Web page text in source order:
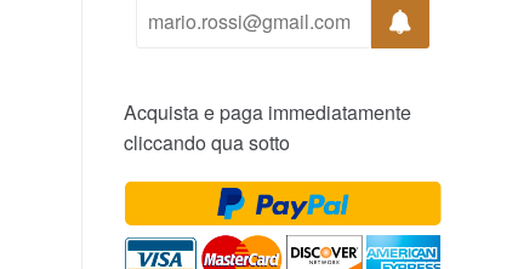
Acquista e paga immediatamente
cliccando qua sotto